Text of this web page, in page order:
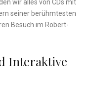
wir‌ alles ⁢von CDs mit
seiner berühmtesten
Besuch im Robert-
Interaktive